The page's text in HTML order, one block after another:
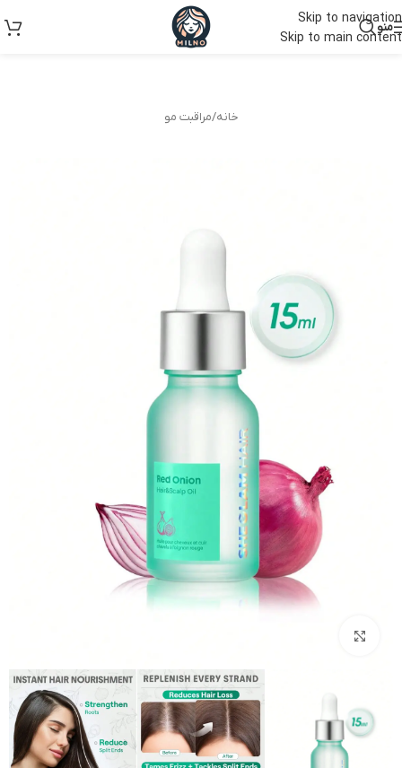
Skip to navigation
Skip to main content
منو
خانه/مراقبت مو